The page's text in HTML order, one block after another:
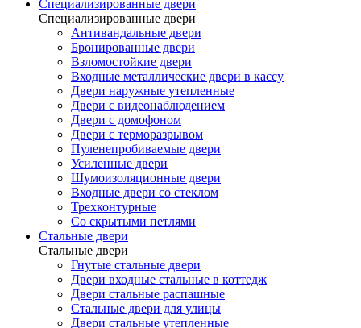
Специализированные двери
Специализированные двери
Антивандальные двери
Бронированные двери
Взломостойкие двери
Входные металлические двери в кассу
Двери наружные утепленные
Двери с видеонаблюдением
Двери с домофоном
Двери с терморазрывом
Пуленепробиваемые двери
Усиленные двери
Шумоизоляционные двери
Входные двери со стеклом
Трехконтурные
Со скрытыми петлями
Стальные двери
Стальные двери
Гнутые стальные двери
Двери входные стальные в коттедж
Двери стальные распашные
Стальные двери для улицы
Двери стальные утепленные